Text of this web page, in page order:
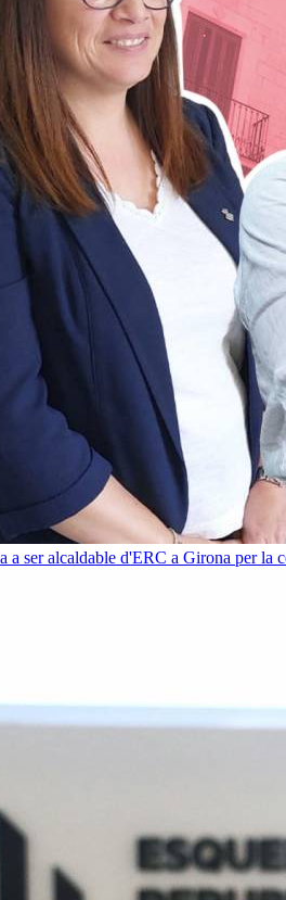
a ser alcaldable d'ERC a Girona per la